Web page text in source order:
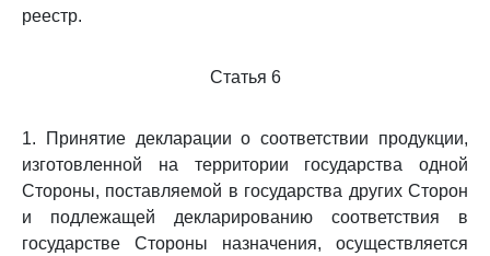
реестр.
Статья 6
1. Принятие декларации о соответствии продукции,
изготовленной на территории государства одной
Стороны, поставляемой в государства других Сторон
и подлежащей декларированию соответствия в
государстве Стороны назначения, осуществляется